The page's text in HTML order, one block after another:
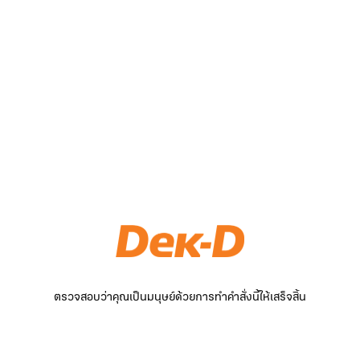
ตรวจสอบว่าคุณเป็นมนุษย์ด้วยการทำคำสั่งนี้ให้เสร็จสิ้น